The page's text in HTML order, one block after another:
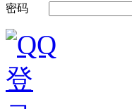
密码